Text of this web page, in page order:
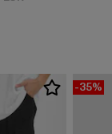
-35%